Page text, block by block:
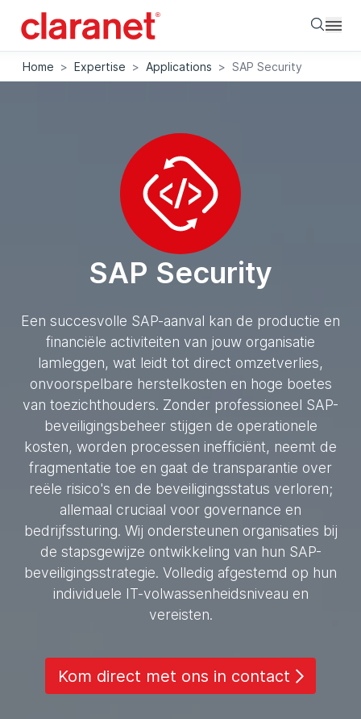
Home > Expertise > Applications > SAP Security
SAP Security
Een succesvolle SAP-aanval kan de productie en
financiële activiteiten van jouw organisatie
lamleggen, wat leidt tot direct omzetverlies,
onvoorspelbare herstelkosten en hoge boetes
van toezichthouders. Zonder professioneel SAP-
beveiligingsbeheer stijgen de operationele
kosten, worden processen inefficiënt, neemt de
fragmentatie toe en gaat de transparantie over
reële risico's en de beveiligingsstatus verloren;
allemaal cruciaal voor governance en
bedrijfssturing. Wij ondersteunen organisaties bij
de stapsgewijze ontwikkeling van hun SAP-
beveiligingsstrategie. Volledig afgestemd op hun
individuele IT-volwassenheidsniveau en
vereisten.
Kom direct met ons in contact